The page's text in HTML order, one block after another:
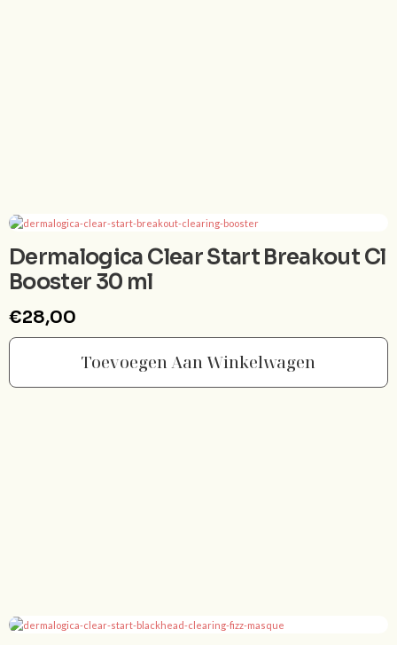
Dermalogica Clear Start Breakout Cl
Booster 30 ml
€28,00
Toevoegen Aan Winkelwagen